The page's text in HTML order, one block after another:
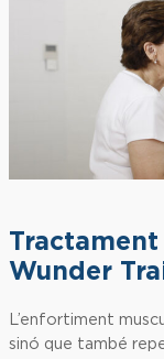
Tractament
Wunder
L’enfortiment
sinó que també